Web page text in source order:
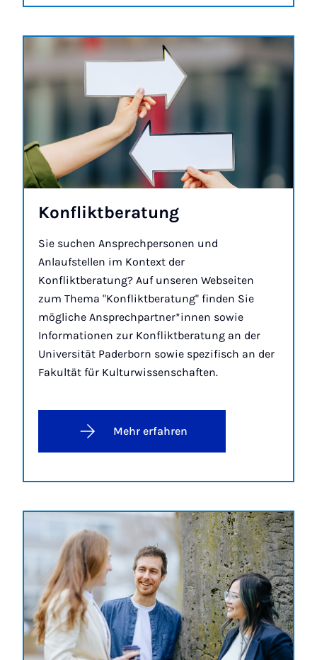
Kon­flikt­be­ra­tung
Sie suchen Ansprechpersonen und
Anlaufstellen im Kontext der
Konfliktberatung? Auf unseren Webseiten
zum Thema "Konfliktberatung" finden Sie
mögliche Ansprechpartner*innen sowie
Informationen zur Konfliktberatung an der
Universität Paderborn sowie spezifisch an der
Fakultät für Kulturwissenschaften.
Mehr erfahren